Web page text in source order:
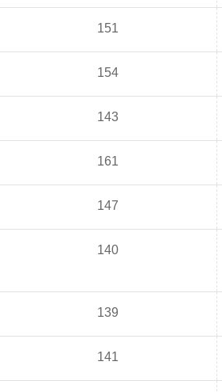
151
154
143
161
147
140
139
141